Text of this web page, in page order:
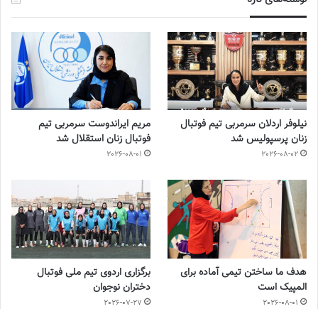
نیلوفر اردلان سرمربی تیم فوتبال
زنان پرسپولیس شد
2026-08-02
مریم ایراندوست سرمربی تیم
فوتبال زنان استقلال شد
2026-08-01
هدف ما ساختن تیمی آماده برای
المپیک است
2026-08-01
برگزاری اردوی تیم ملی فوتبال
دختران نوجوان
2026-07-27